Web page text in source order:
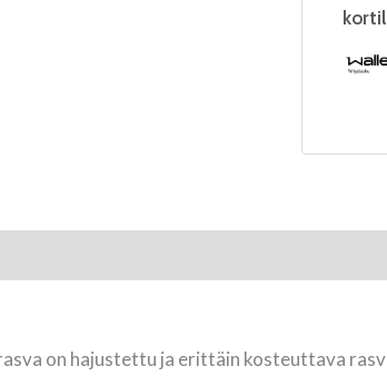
on hajustettu ja erittäin kosteuttava